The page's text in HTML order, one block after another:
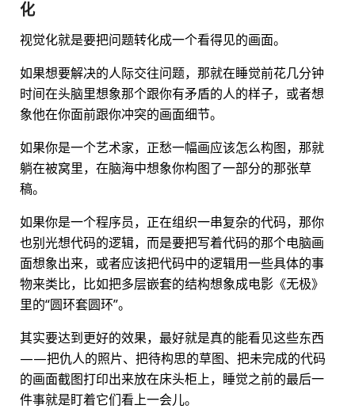
化
视觉化就是要把问题转化成一个看得见的画面。
如果想要解决的人际交往问题，那就在睡觉前花几分钟
时间在头脑里想象那个跟你有矛盾的人的样子，或者想
象他在你面前跟你冲突的画面细节。
如果你是一个艺术家，正愁一幅画应该怎么构图，那就
躺在被窝里，在脑海中想象你构图了一部分的那张草
稿。
如果你是一个程序员，正在组织一串复杂的代码，那你
也别光想代码的逻辑，而是要把写着代码的那个电脑画
面想象出来，或者应该把代码中的逻辑用一些具体的事
物来类比，比如把多层嵌套的结构想象成电影《无极》
里的“圆环套圆环”。
其实要达到更好的效果，最好就是真的能看见这些东西
——把仇人的照片、把待构思的草图、把未完成的代码
的画面截图打印出来放在床头柜上，睡觉之前的最后一
件事就是盯着它们看上一会儿。